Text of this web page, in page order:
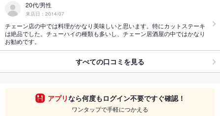
20代/男性
来店日：2014/07
チェーン店の中では料理がかなり美味しいと思います。特にカットステーキ
は絶品でした。チューハイの種類も多いし、チェーン居酒屋の中ではかなり
お勧めです。
すべての口コミを見る
アプリなら何度もログイン不要ですぐ確認！
ワンタップで手軽につかえる